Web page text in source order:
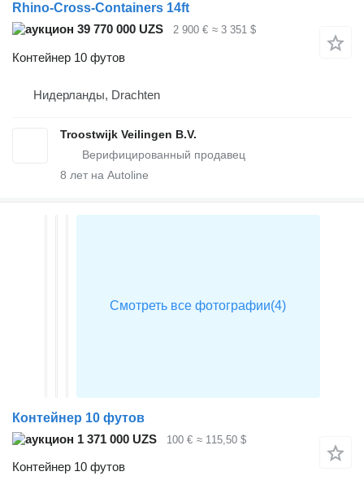
Rhino-Cross-Containers 14ft
39 770 000 UZS
2 900 € ≈ 3 351 $
Контейнер 10 футов
Нидерланды, Drachten
Troostwijk Veilingen B.V.
8 лет на Autoline
Контейнер 10 футов
1 371 000 UZS
100 € ≈ 115,50 $
Контейнер 10 футов